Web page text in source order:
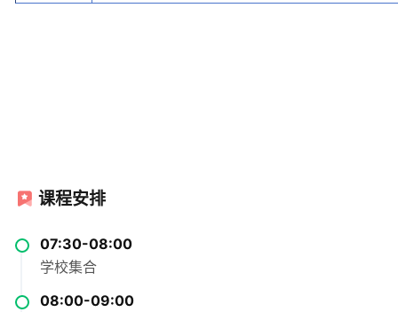
课程安排
07:30-08:00
学校集合
08:00-09:00